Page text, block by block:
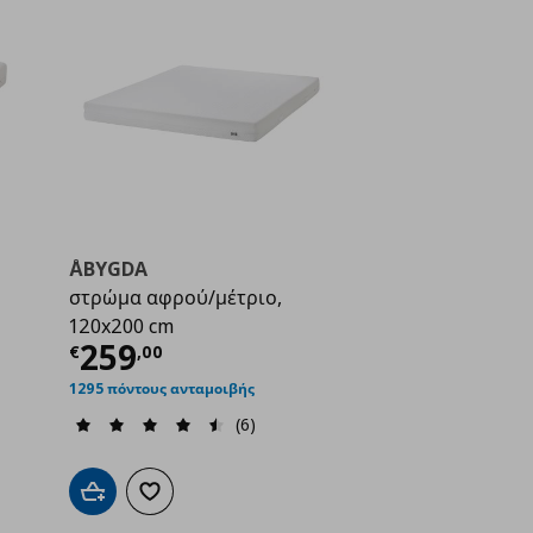
€ 199,00
ÅBYGDA
στρώμα αφρού/μέτριο,
120x200 cm
€259,00
Τρέχουσα τιμή
1295 πόντους ανταμοιβής
(6)
Προσθήκη στο καλάθι
Προσθήκη στα αγαπημένα